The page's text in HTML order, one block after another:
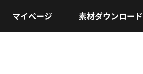
マイページ 素材ダウンロード